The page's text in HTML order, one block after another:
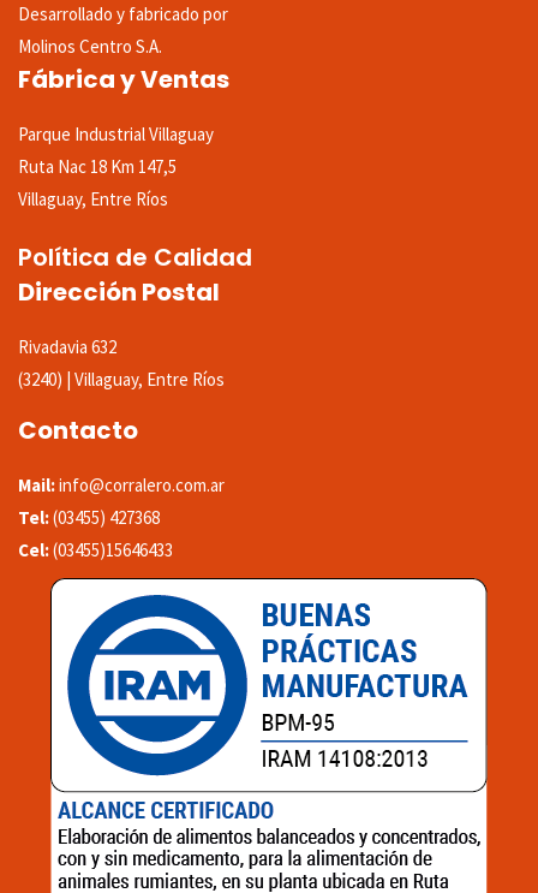
Desarrollado y fabricado por
Molinos Centro S.A.
Fábrica y Ventas
Parque Industrial Villaguay
Ruta Nac 18 Km 147,5
Villaguay, Entre Ríos
Política de Calidad
Dirección Postal
Rivadavia 632
(3240) | Villaguay, Entre Ríos
Contacto
Mail:info@corralero.com.ar
Tel:(03455) 427368
Cel:(03455)15646433